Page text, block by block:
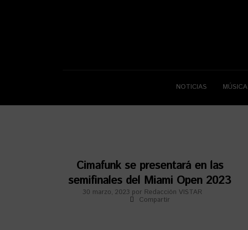
NOTICIAS MÚSICA
Cimafunk se presentará en las
semifinales del Miami Open 2023
30 marzo, 2023 por Redacción VISTAR
Compartir